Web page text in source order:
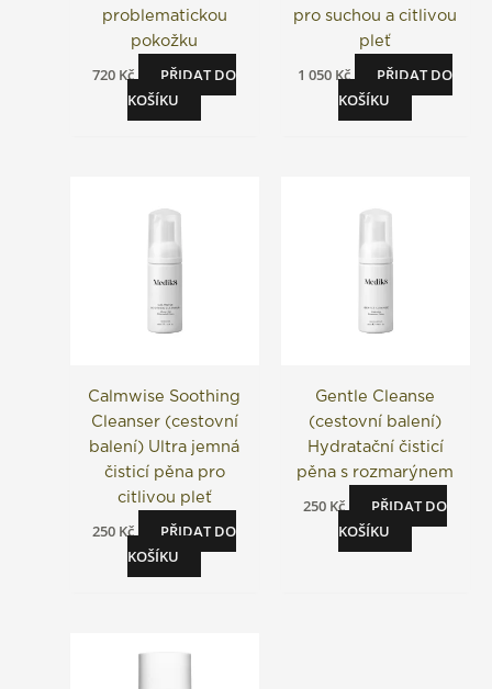
problematickou
pokožku
720 Kč
PŘIDAT DO
KOŠÍKU
pro suchou a citlivou
pleť
1 050 Kč
PŘIDAT DO
KOŠÍKU
Calmwise Soothing
Cleanser (cestovní
balení) Ultra jemná
čisticí pěna pro
citlivou pleť
250 Kč
PŘIDAT DO
KOŠÍKU
Gentle Cleanse
(cestovní balení)
Hydratační čisticí
pěna s rozmarýnem
250 Kč
PŘIDAT DO
KOŠÍKU